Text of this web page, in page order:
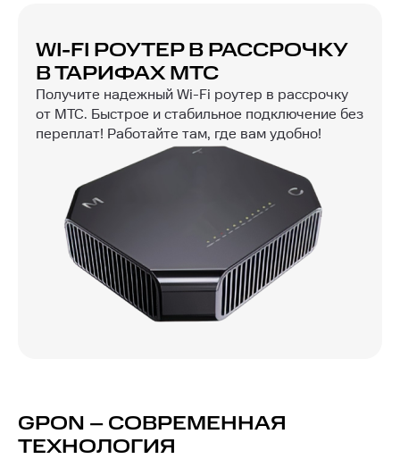
WI-FI РОУТЕР В РАССРОЧКУ
В ТАРИФАХ МТС
Получите надежный Wi-Fi роутер в рассрочку
от МТС. Быстрое и стабильное подключение без
переплат! Работайте там, где вам удобно!
GPON – СОВРЕМЕННАЯ
ТЕХНОЛОГИЯ